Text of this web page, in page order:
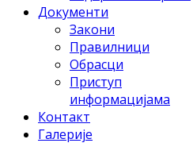
Документи
Закони
Правилници
Обрасци
Приступ
информацијама
Контакт
Галерије